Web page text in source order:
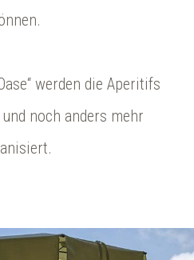
werden die Aperitifs
noch anders mehr